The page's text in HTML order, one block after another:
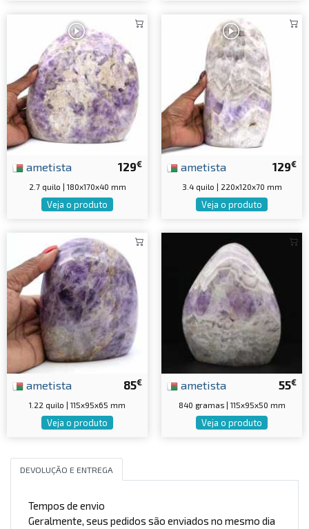
129€
ametista
2.7 quilo | 180x170x40 mm
Veja o produto
129€
ametista
3.4 quilo | 220x120x70 mm
Veja o produto
85€
ametista
1.22 quilo | 115x95x65 mm
Veja o produto
55€
ametista
840 gramas | 115x95x50 mm
Veja o produto
DEVOLUÇÃO E ENTREGA
Tempos de envio
Geralmente, seus pedidos são enviados no mesmo dia